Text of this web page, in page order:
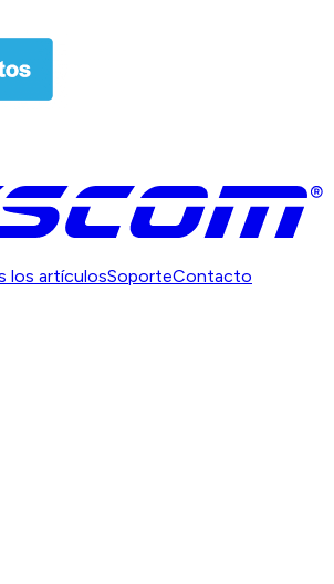
los artículosSoporteContacto